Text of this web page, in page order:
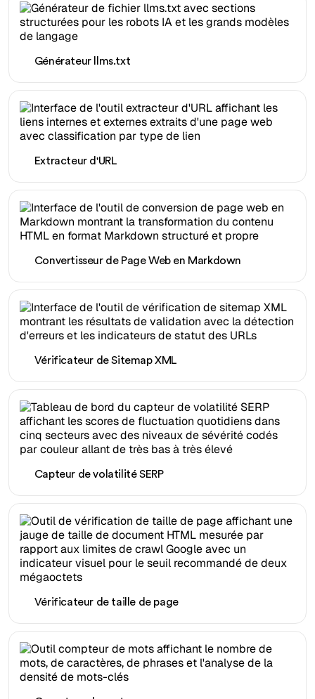
Générateur llms.txt
Extracteur d'URL
Convertisseur de Page Web en Markdown
Vérificateur de Sitemap XML
Capteur de volatilité SERP
Vérificateur de taille de page